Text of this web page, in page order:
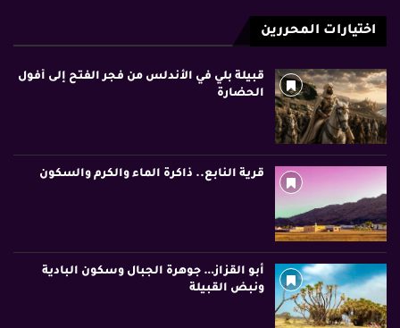
اختيارات المحررين
قبيلة بلي في الأندلس من فجر الفتح إلى أفول
الحضارة
قرية النابع.. ذاكرة الماء والكرم والسكون
أبو القزاز… جوهرة الجبال وسكون البادية
ونبض القبيلة